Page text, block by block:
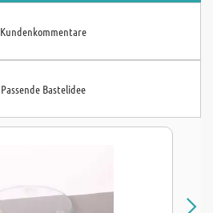
Kundenkommentare
Passende Bastelidee